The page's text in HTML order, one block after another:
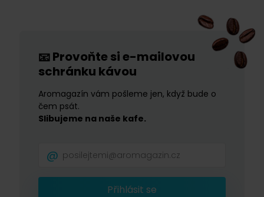
📧Provoňte si e-mailovou
schránku kávou
Aromagazín vám pošleme jen, když bude o
čem psát.
Slibujeme na naše kafe.
Přihlásit se